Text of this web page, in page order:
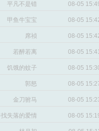
平凡不是错 08-05
甲鱼牛宝宝 08-05
席祯 08-05
若醉若离 08-05
饥饿的蚊子 08-05
郭怒 08-05
金刀驸马 08-05
失落的爱情 08-05